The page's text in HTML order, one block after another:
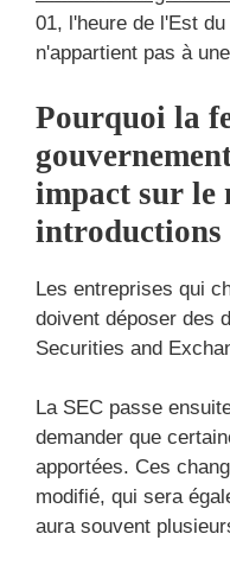
01, l'heure de l'Est
n'appartient pas à
Pourquoi la
impact sur le
introductions
Les entreprises qui
doivent déposer des
Securities and
La SEC passe
demander que
apportées. Ces
modifié, qui sera
aura souvent